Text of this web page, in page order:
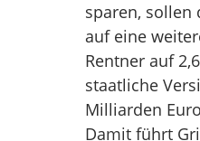
sparen, sollen
auf eine
Rentner auf
staatliche
Milliarden
Damit führt